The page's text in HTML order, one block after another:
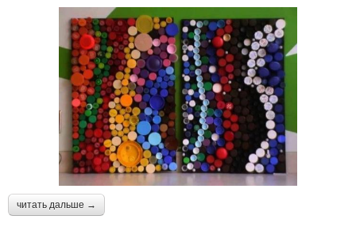
читать дальше →